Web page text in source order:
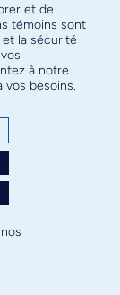
et de
témoins sont
la sécurité
à notre
vos besoins.